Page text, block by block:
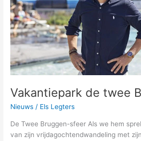
Vakantiepark de twee
Nieuws / Els Legters
De Twee Bruggen-sfeer Als we hem
van zijn vrijdagochtendwandeling met